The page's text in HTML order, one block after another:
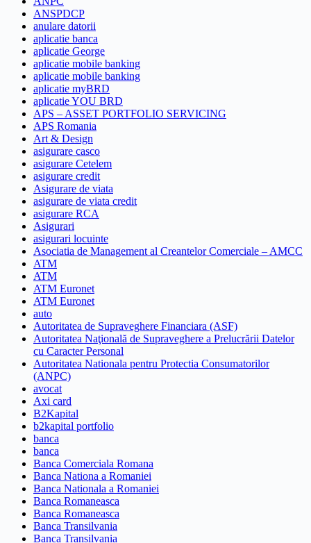
ANSPDCP
anulare datorii
aplicatie banca
aplicatie George
aplicatie mobile banking
aplicatie mobile banking
aplicatie myBRD
aplicatie YOU BRD
APS – ASSET PORTFOLIO SERVICING
APS Romania
Art & Design
asigurare casco
asigurare Cetelem
asigurare credit
Asigurare de viata
asigurare de viata credit
asigurare RCA
Asigurari
asigurari locuinte
Asociatia de Management al Creantelor Comerciale – AMCC
ATM
ATM
ATM Euronet
ATM Euronet
auto
Autoritatea de Supraveghere Financiara (ASF)
Autoritatea Naţională de Supraveghere a Prelucrării Datelor
cu Caracter Personal
Autoritatea Nationala pentru Protectia Consumatorilor
(ANPC)
avocat
Axi card
B2Kapital
b2kapital portfolio
banca
banca
Banca Comerciala Romana
Banca Nationa a Romaniei
Banca Nationala a Romaniei
Banca Romaneasca
Banca Romaneasca
Banca Transilvania
Banca Transilvania